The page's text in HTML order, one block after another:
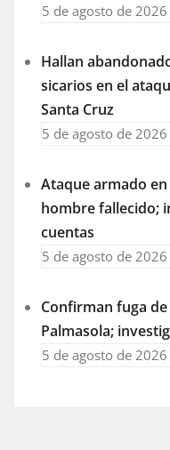
5 de agosto de 2026
Hallan
sicarios en el
Santa Cruz
5 de agosto de 2026
Ataque armado
hombre fallecido;
cuentas
5 de agosto de 2026
Confirman fuga
Palmasola;
5 de agosto de 2026